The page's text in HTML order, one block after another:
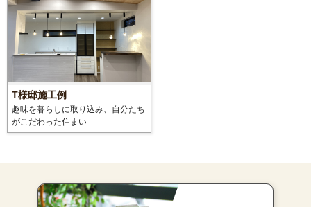
T様邸施工例
趣味を暮らしに取り込み、自分たち
がこだわった住まい